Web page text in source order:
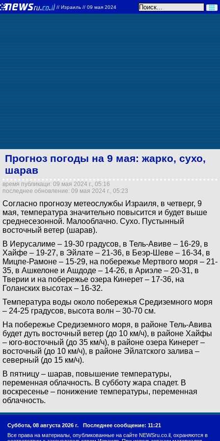
// Израиль // 09 мая 2024
Прогноз погоды на 9 мая: жарко, сухо,
шарав
время публикаци: 09 мая 2024 г., 05:16
последнее обновление: 09 мая 2024 г., 05:23
Согласно прогнозу метеослужбы Израиля, в четверг, 9
мая, температура значительно повысится и будет выше
среднесезонной. Малооблачно. Сухо. Пустынный
восточный ветер (шарав).
В Иерусалиме – 19-30 градусов, в Тель-Авиве – 16-29, в
Хайфе – 19-27, в Эйлате – 21-36, в Беэр-Шеве – 16-34, в
Мицпе-Рамоне – 15-29, на побережье Мертвого моря – 21-
35, в Ашкелоне и Ашдоде – 14-26, в Ариэле – 20-31, в
Тверии и на побережье озера Кинерет – 17-36, на
Голанских высотах – 16-32.
Температура воды около побережья Средиземного моря
– 24-25 градусов, высота волн – 30-70 см.
На побережье Средиземного моря, в районе Тель-Авива
будет дуть восточный ветер (до 10 км/ч), в районе Хайфы
– юго-восточный (до 35 км/ч), в районе озера Кинерет –
восточный (до 10 км/ч), в районе Эйлатского залива –
северный (до 15 км/ч).
В пятницу – шарав, повышение температуры,
переменная облачность. В субботу жара спадет. В
воскресенье – понижение температуры, переменная
облачность.
Суббота, 08 августа 2026 г. Последнее сообщение: 11:21
Все права на материалы, опубликованные на сайте NEWSru.co.il, охраняются в